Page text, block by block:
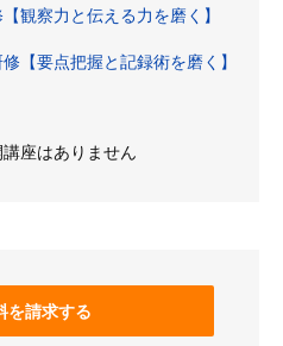
観察力と伝える力を磨く】
【要点把握と記録術を磨く】
座はありません
を請求する